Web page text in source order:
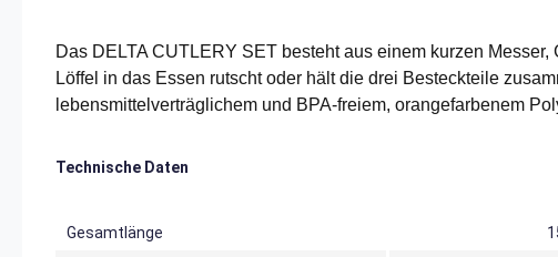
Das DELTA CUTLERY SET besteht aus einem kurzen
Löffel in das Essen rutscht oder hält die drei Besteckteile
lebensmittelverträglichem und BPA-freiem, orangefarbenem
Technische Daten
Gesamtlänge